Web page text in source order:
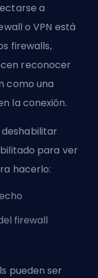
a
oVPN está
firewalls,
reconocer
como una
la conexión.
para ver
hacerlo:
firewall
pueden ser